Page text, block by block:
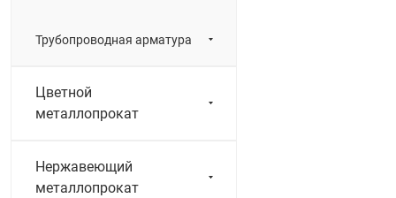
Трубопроводная арматура
Цветной
металлопрокат
Нержавеющий
металлопрокат